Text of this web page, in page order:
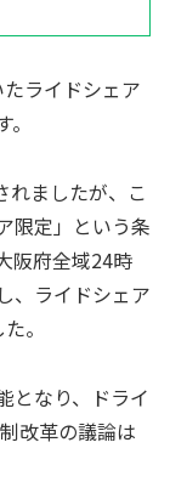
ライドシェア
れましたが、こ
限定」という条
阪府全域24時
、ライドシェア
。
となり、ドライ
改革の議論は